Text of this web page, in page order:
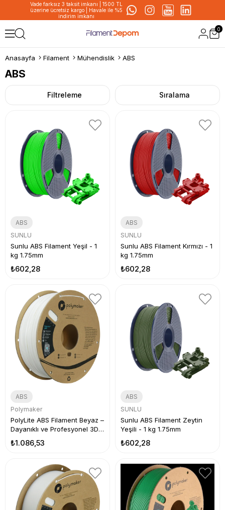
Vade farksız 3 taksit imkanı | 1500 TL
üzerine ücretsiz kargo | Havale ile %5
indirim imkanı
0
Anasayfa Filament Mühendislik ABS
ABS
Filtreleme Sıralama
ABS
SUNLU
Sunlu ABS Filament Yeşil - 1
kg 1.75mm
₺602,28
ABS
SUNLU
Sunlu ABS Filament Kırmızı - 1
kg 1.75mm
₺602,28
ABS
Polymaker
PolyLite ABS Filament Beyaz –
Dayanıklı ve Profesyonel 3D
₺1.086,53
ABS
SUNLU
Sunlu ABS Filament Zeytin
Yeşili - 1 kg 1.75mm
₺602,28